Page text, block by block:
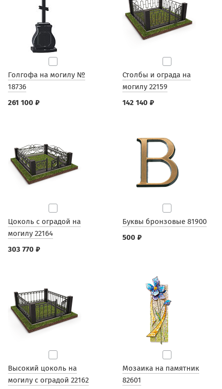
Голгофа на могилу №
18736
261 100 ₽
Столбы и ограда на
могилу 22159
142 140 ₽
Цоколь с оградой на
могилу 22164
303 770 ₽
Буквы бронзовые 81900
500 ₽
Высокий цоколь на
могилу с оградой 22162
Мозаика на памятник
82601